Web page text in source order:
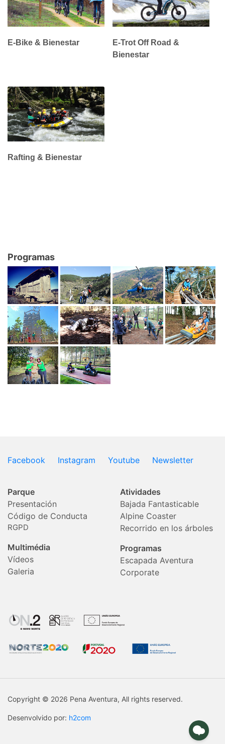
E-Bike & Bienestar
E-Trot Off Road &
Bienestar
Rafting & Bienestar
Programas
Facebook Instagram Youtube Newsletter
Parque
Presentación
Código de Conducta
RGPD
Multimédia
Vídeos
Galeria
Atividades
Bajada Fantasticable
Alpine Coaster
Recorrido en los árboles
Programas
Escapada Aventura
Corporate
Copyright © 2026 Pena Aventura, All rights reserved.
Desenvolvido por: h2com